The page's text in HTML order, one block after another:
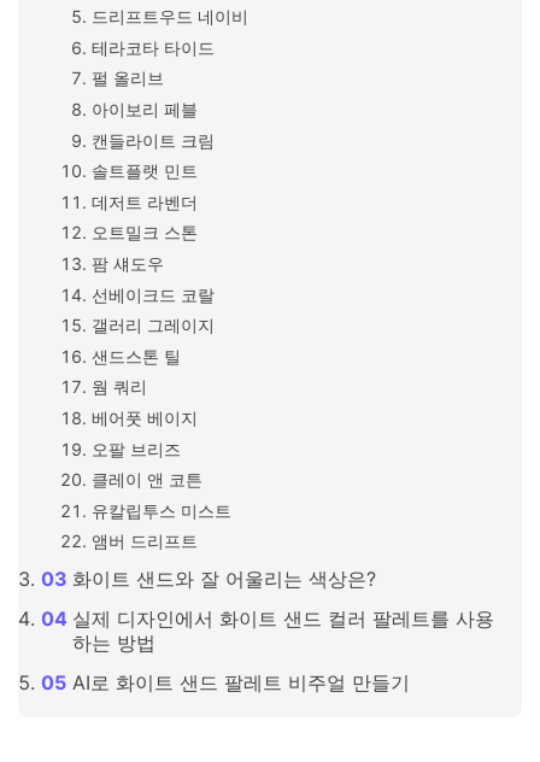
드리프트우드 네이비
테라코타 타이드
펄 올리브
아이보리 페블
캔들라이트 크림
솔트플랫 민트
데저트 라벤더
오트밀크 스톤
팜 섀도우
선베이크드 코랄
갤러리 그레이지
샌드스톤 틸
웜 쿼리
베어풋 베이지
오팔 브리즈
클레이 앤 코튼
유칼립투스 미스트
앰버 드리프트
화이트 샌드와 잘 어울리는 색상은?
실제 디자인에서 화이트 샌드 컬러 팔레트를 사용
하는 방법
AI로 화이트 샌드 팔레트 비주얼 만들기